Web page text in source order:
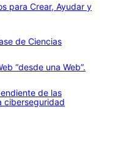
para Crear, Ayudar y
de Ciencias
“desde una Web”.
de las
ciberseguridad